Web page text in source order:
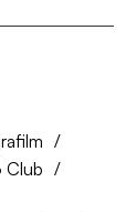
Club